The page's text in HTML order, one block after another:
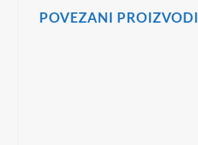
POVEZANI PROIZVODI